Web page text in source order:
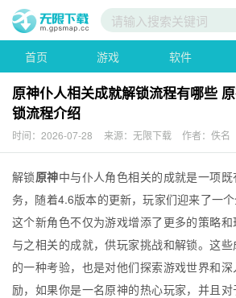
首页 游戏 软件
原神仆人相关成就解锁流程有哪些
锁流程介绍
时间：2026-07-28 来源：无限下载 作者：佚名
解锁原神中与仆人角色相关的成就是一项
务，随着4.6版本的更新，玩家们迎来了一
这个新角色不仅为游戏增添了更多的策略
与之相关的成就，供玩家挑战和解锁。这
的一种考验，也是对他们探索游戏世界和
励，如果你是一名原神的热心玩家，并且